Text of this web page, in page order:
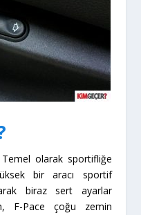
olarak sportifliğe
bir aracı sportif
biraz sert ayarlar
F-Pace çoğu zemin